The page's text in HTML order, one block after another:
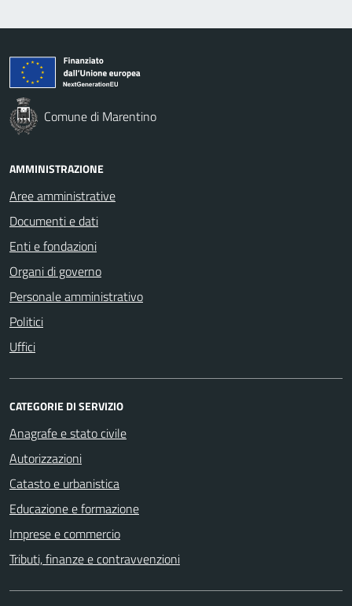
Comune di Marentino
AMMINISTRAZIONE
Aree amministrative
Documenti e dati
Enti e fondazioni
Organi di governo
Personale amministrativo
Politici
Uffici
CATEGORIE DI SERVIZIO
Anagrafe e stato civile
Autorizzazioni
Catasto e urbanistica
Educazione e formazione
Imprese e commercio
Tributi, finanze e contravvenzioni